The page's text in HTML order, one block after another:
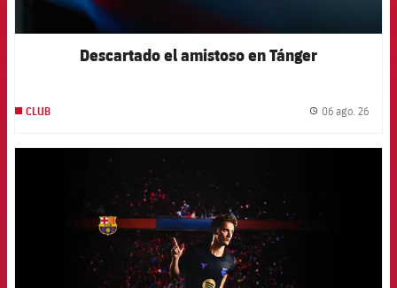
Descartado el amistoso en Tánger
CLUB 06 ago. 26